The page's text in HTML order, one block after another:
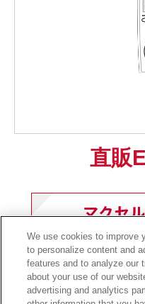
直販
前
We use cookies to improve
to personalize content and
features and to analyze our
about your use of our
advertising and analytics